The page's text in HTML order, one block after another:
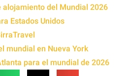
alojamiento del Mundial 2026
Estados Unidos
mundial en Nueva York
para el mundial de 2026